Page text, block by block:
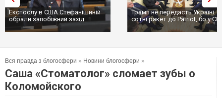
Трамп не передасть Україні
сотні ракет до Patriot, бо у США
Вибух у ресторані в Москві:
ціллю був головком ВКС
пр...
Вся правда з блогосфери » Новини блогосфери »
Саша «Стоматолог» сломает зубы о
Коломойского